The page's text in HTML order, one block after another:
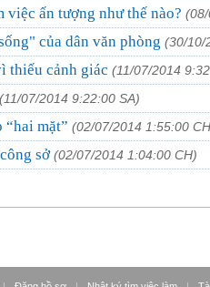
ấn tượng như thế nào?
của dân văn phòng (30/10/
thiếu cảnh giác (11/07/2014
(11/07/2014 9:22:00 SA)
mặt” (02/07/2014 1:55:00
sở (02/07/2014 1:04:00 CH)